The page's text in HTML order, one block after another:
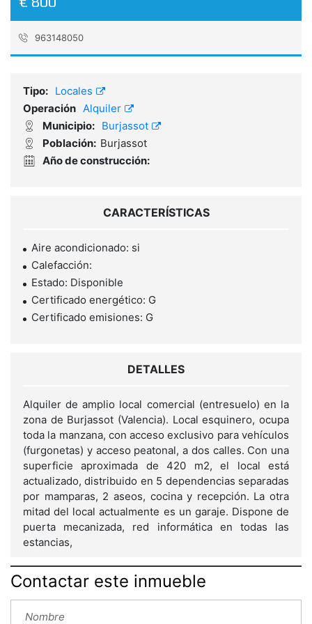
963148050
Tipo: Locales
Operación Alquiler
Municipio: Burjassot
Población: Burjassot
Año de construcción:
CARACTERÍSTICAS
Aire acondicionado: si
Calefacción:
Estado: Disponible
Certificado energético: G
Certificado emisiones: G
DETALLES
Alquiler de amplio local comercial (entresuelo) en la
zona de Burjassot (Valencia). Local esquinero, ocupa
toda la manzana, con acceso exclusivo para vehículos
(furgonetas) y acceso peatonal, a dos calles. Con una
superficie aproximada de 420 m2, el local está
actualizado, distribuido en 5 dependencias separadas
por mamparas, 2 aseos, cocina y recepción. La otra
mitad del local actualmente es un garaje. Dispone de
puerta mecanizada, red informática en todas las
estancias,
Contactar este inmueble